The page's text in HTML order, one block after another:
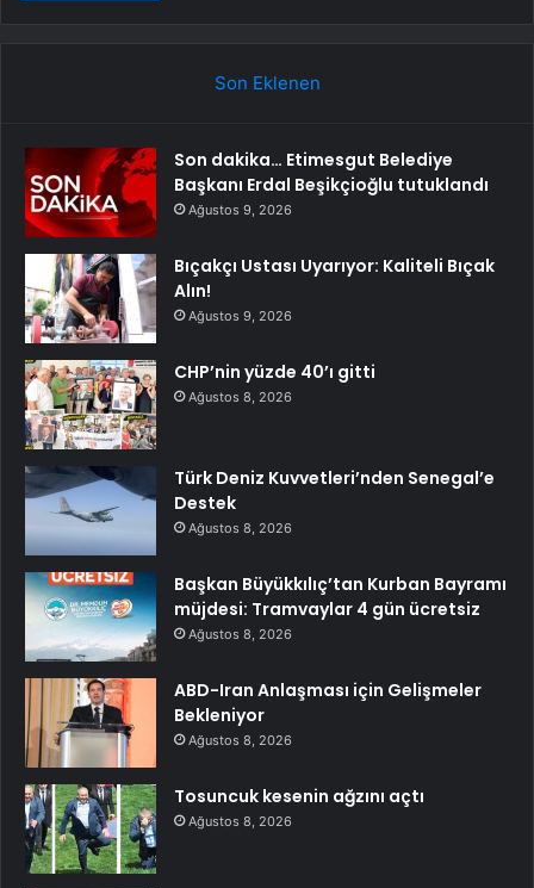
Son Eklenen
Son dakika… Etimesgut Belediye
Başkanı Erdal Beşikçioğlu tutuklandı
Ağustos 9, 2026
Bıçakçı Ustası Uyarıyor: Kaliteli Bıçak
Alın!
Ağustos 9, 2026
CHP’nin yüzde 40’ı gitti
Ağustos 8, 2026
Türk Deniz Kuvvetleri’nden Senegal’e
Destek
Ağustos 8, 2026
Başkan Büyükkılıç’tan Kurban Bayramı
müjdesi: Tramvaylar 4 gün ücretsiz
Ağustos 8, 2026
ABD-Iran Anlaşması için Gelişmeler
Bekleniyor
Ağustos 8, 2026
Tosuncuk kesenin ağzını açtı
Ağustos 8, 2026